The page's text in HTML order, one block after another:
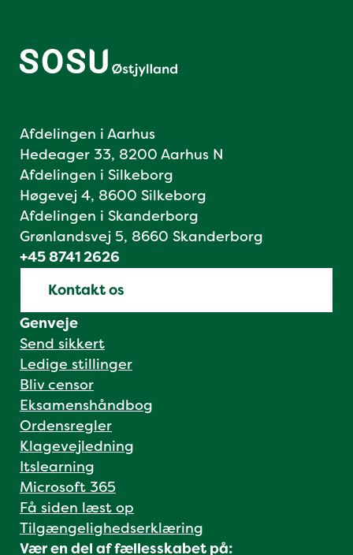
Afdelingen i Aarhus
Hedeager 33, 8200 Aarhus N
Afdelingen i Silkeborg
Høgevej 4, 8600 Silkeborg
Afdelingen i Skanderborg
Grønlandsvej 5, 8660 Skanderborg
+45 8741 2626
Kontakt os
Genveje
Send sikkert
Ledige stillinger
Bliv censor
Eksamenshåndbog
Ordensregler
Klagevejledning
Itslearning
Microsoft 365
Få siden læst op
Tilgængelighedserklæring
Vær en del af fællesskabet på: